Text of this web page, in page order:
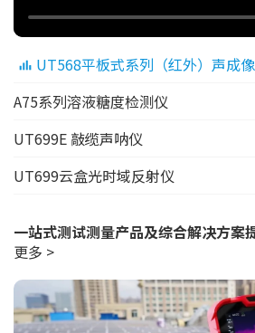
UT568平板式系列（红外）声成
A75系列溶液糖度检测仪
UT699E 敲缆声呐仪
UT699云盒光时域反射仪
一站式测试测量产品及综合解决方案
更多 >